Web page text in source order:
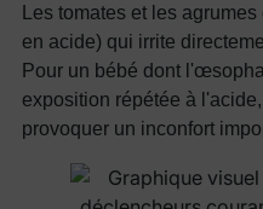
Les tomates et les
en acide) qui irrite
Pour un bébé dont
exposition répétée à
provoquer un inconfort